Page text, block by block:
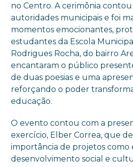
no Centro. A cerimônia
autoridades municipais e foi
momentos emocionantes,
estudantes da Escola
Rodrigues Rocha, do bairro
encantaram o público
de duas poesias e uma
reforçando o poder
educação.
O evento contou com a
exercício, Elber Correa, que
importância de projetos como
desenvolvimento social e